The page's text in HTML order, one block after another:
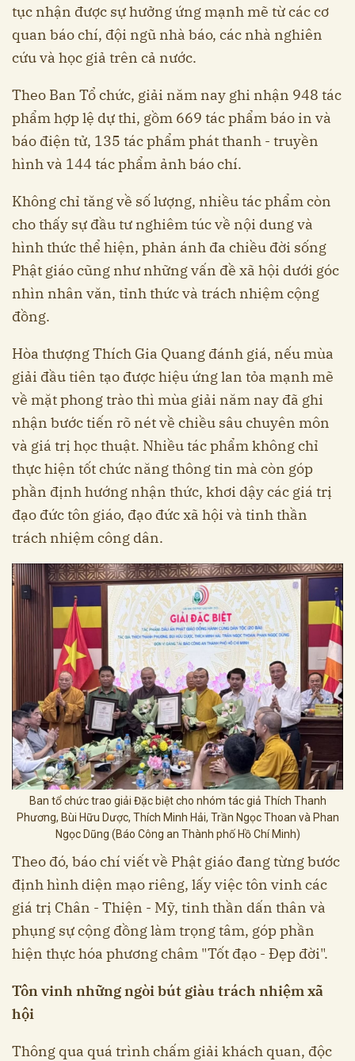
tục nhận được sự hưởng ứng mạnh mẽ từ các cơ
quan báo chí, đội ngũ nhà báo, các nhà nghiên
cứu và học giả trên cả nước.
Theo Ban Tổ chức, giải năm nay ghi nhận 948 tác
phẩm hợp lệ dự thi, gồm 669 tác phẩm báo in và
báo điện tử, 135 tác phẩm phát thanh - truyền
hình và 144 tác phẩm ảnh báo chí.
Không chỉ tăng về số lượng, nhiều tác phẩm còn
cho thấy sự đầu tư nghiêm túc về nội dung và
hình thức thể hiện, phản ánh đa chiều đời sống
Phật giáo cũng như những vấn đề xã hội dưới góc
nhìn nhân văn, tỉnh thức và trách nhiệm cộng
đồng.
Hòa thượng Thích Gia Quang đánh giá, nếu mùa
giải đầu tiên tạo được hiệu ứng lan tỏa mạnh mẽ
về mặt phong trào thì mùa giải năm nay đã ghi
nhận bước tiến rõ nét về chiều sâu chuyên môn
và giá trị học thuật. Nhiều tác phẩm không chỉ
thực hiện tốt chức năng thông tin mà còn góp
phần định hướng nhận thức, khơi dậy các giá trị
đạo đức tôn giáo, đạo đức xã hội và tinh thần
trách nhiệm công dân.
Ban tổ chức trao giải Đặc biệt cho nhóm tác giả Thích Thanh
Phương, Bùi Hữu Dược, Thích Minh Hải, Trần Ngọc Thoan và Phan
Ngọc Dũng (Báo Công an Thành phố Hồ Chí Minh)
Theo đó, báo chí viết về Phật giáo đang từng bước
định hình diện mạo riêng, lấy việc tôn vinh các
giá trị Chân - Thiện - Mỹ, tinh thần dấn thân và
phụng sự cộng đồng làm trọng tâm, góp phần
hiện thực hóa phương châm "Tốt đạo - Đẹp đời".
Tôn vinh những ngòi bút giàu trách nhiệm xã
hội
Thông qua quá trình chấm giải khách quan, độc